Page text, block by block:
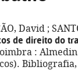
David ;
de direito do
:
Bibliografia,